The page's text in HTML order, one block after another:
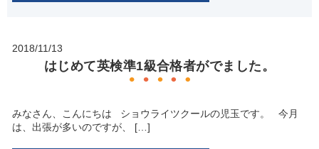
2018/11/13
はじめて英検準1級合格者がでました。
みなさん、こんにちは ショウライツクールの児玉です。 今月
は、出張が多いのですが、 […]